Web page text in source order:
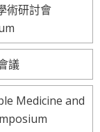
術研討會
議
Medicine and